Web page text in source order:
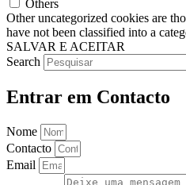
Others
Other uncategorized cookies are
have not been classified into a
SALVAR E ACEITAR
Search
Entrar em Contacto
Nome
Contacto
Email